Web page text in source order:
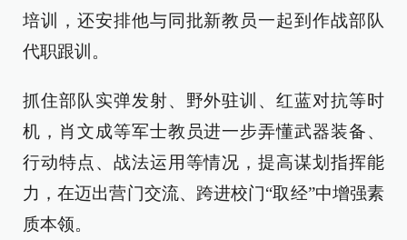
培训，还安排他与同批新教员一起到作战部队
代职跟训。
抓住部队实弹发射、野外驻训、红蓝对抗等时
机，肖文成等军士教员进一步弄懂武器装备、
行动特点、战法运用等情况，提高谋划指挥能
力，在迈出营门交流、跨进校门“取经”中增强素
质本领。